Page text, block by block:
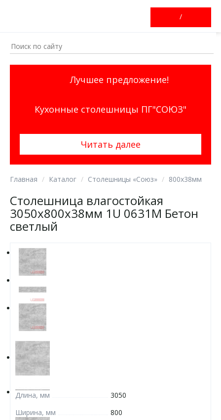
/
Лучшее предложение!
Кухонные столешницы ПГ"СОЮЗ"
Читать далее
Главная Каталог Столешницы «Союз» 800х38мм
Столешница влагостойкая
3050х800х38мм 1U 0631М Бетон
светлый
Длина, мм
3050
Ширина, мм
800